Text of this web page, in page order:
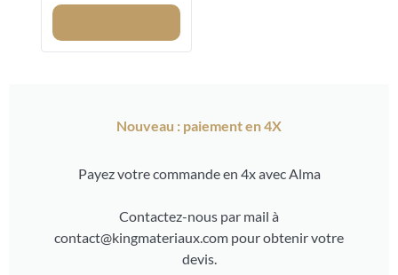
Nouveau : paiement en 4X
Payez votre commande en 4x avec Alma
Contactez-nous par mail à
contact@kingmateriaux.com pour obtenir votre
devis.